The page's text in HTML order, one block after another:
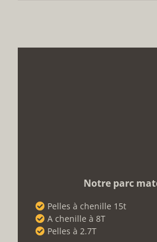
Notre parc
Pelles à chenille 15t
A chenille à 8T
Pelles à 2.7T